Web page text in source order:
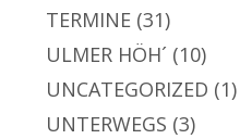
TERMINE (31)
ULMER HÖH´ (10)
UNCATEGORIZED (1)
UNTERWEGS (3)